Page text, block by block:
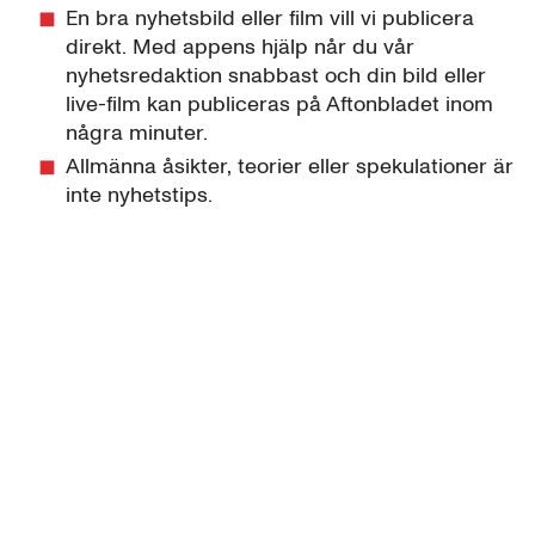
En bra nyhetsbild eller film vill vi publicera
direkt. Med appens hjälp når du vår
nyhetsredaktion snabbast och din bild eller
live-film kan publiceras på Aftonbladet inom
några minuter.
Allmänna åsikter, teorier eller spekulationer är
inte nyhetstips.